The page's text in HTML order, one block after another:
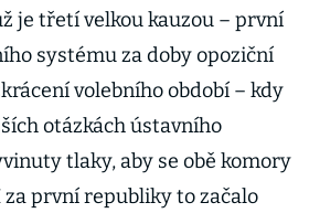
je třetí velkou kauzou – první
systému za doby opoziční
volebního období – kdy
otázkách ústavního
tlaky, aby se obě komory
za první republiky to začalo